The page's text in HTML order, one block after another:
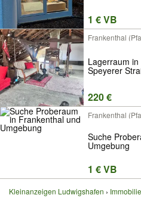
1 € VB
Frankenthal
Lagerraum
Speyerer
220 €
Frankenthal
Suche
Umgebung
1 € VB
Kleinanzeigen Ludwigshafen